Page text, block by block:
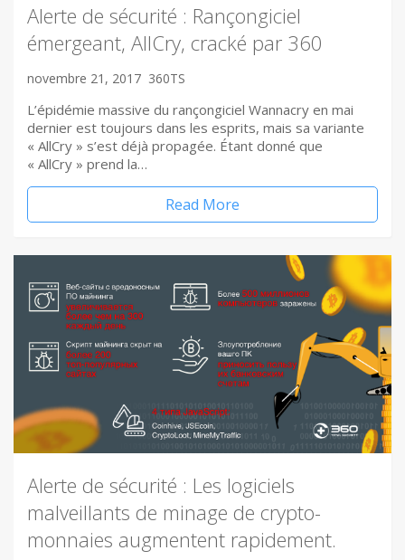
Alerte de sécurité : Rançongiciel
émergeant, AllCry, cracké par 360
novembre 21, 2017 360TS
L’épidémie massive du rançongiciel Wannacry en mai
dernier est toujours dans les esprits, mais sa variante
« AllCry » s’est déjà propagée. Étant donné que
« AllCry » prend la…
Read More
Alerte de sécurité : Les logiciels
malveillants de minage de crypto-
monnaies augmentent rapidement.